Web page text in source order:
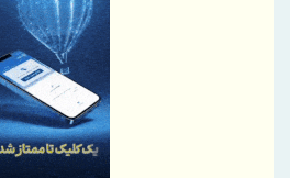
بهره گیری حداکثری از ظرفیت
معاونت توسعه مدیریت و منابع انسانی
استراتژی اعطای امتیاز خاص جذب
استخدامی اخیر را تشریح نمود
گامی بلند به سوی آینده؛ تأسیس
آزاد تجاری-صنعتی دوغارون برای